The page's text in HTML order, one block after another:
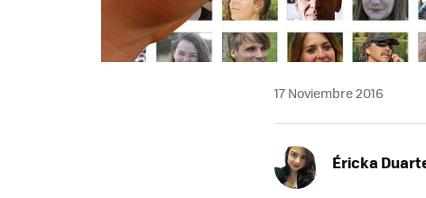
17 Noviembre 2016
Éricka